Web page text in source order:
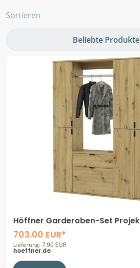
Rotho
SCHÖNER WOHNEN Kollektion
16
Wohnwert 25
Sortieren
Beliebte Produkte
Höffner Garderoben-Set Projekt X ¦ holzfarben
¦ Maße (cm): B: 152 H: 193 T: 34.0
703.00 EUR*
Lieferung: 7.90 EUR
hoeffner.de